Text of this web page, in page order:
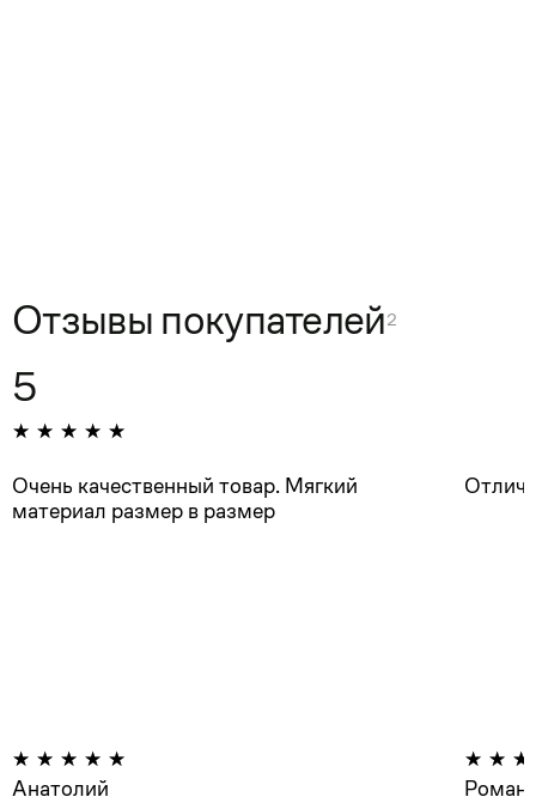
Отзывы покупателей2
5
Очень качественный товар. Мягкий
материал размер в размер
Анатолий Роман